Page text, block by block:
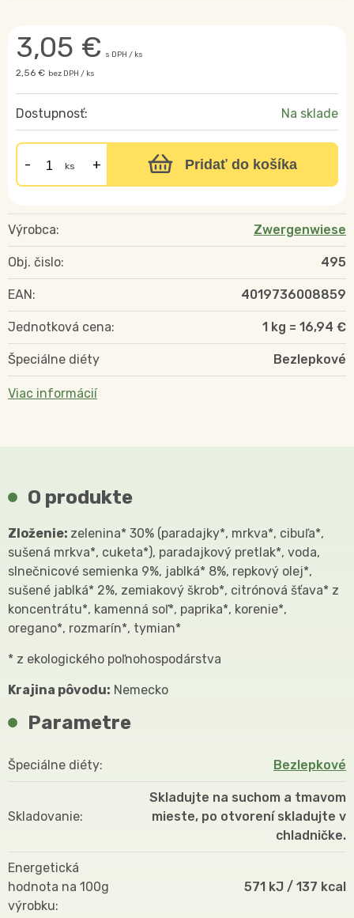
3,05 € s DPH / ks
2,56 € bez DPH / ks
Dostupnosť: Na sklade
ks Pridať do košíka
Výrobca: Zwergenwiese
Obj. čislo: 495
EAN: 4019736008859
Jednotková cena: 1 kg = 16,94 €
Špeciálne diéty Bezlepkové
Viac informácií
O produkte
Zloženie: zelenina* 30% (paradajky*, mrkva*, cibuľa*,
sušená mrkva*, cuketa*), paradajkový pretlak*, voda,
slnečnicové semienka 9%, jablká* 8%, repkový olej*,
sušené jablká* 2%, zemiakový škrob*, citrónová šťava* z
koncentrátu*, kamenná soľ*, paprika*, korenie*,
oregano*, rozmarín*, tymian*
* z ekologického poľnohospodárstva
Krajina pôvodu: Nemecko
Parametre
Špeciálne diéty Bezlepkové
Skladovanie
Skladujte na suchom a tmavom
mieste, po otvorení skladujte v
chladničke.
Energetická
hodnota na 100g
výrobku
571 kJ / 137 kcal